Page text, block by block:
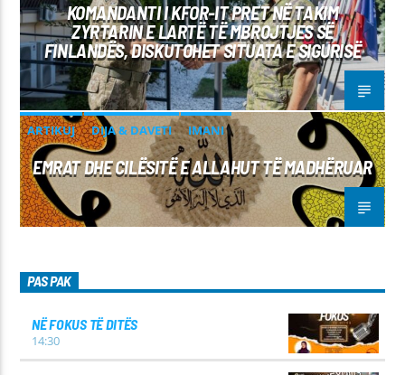
KOMANDANTI I KFOR-IT PRET NË TAKIM
ZYRTARIN E LARTË TË MBROJTJES SË
FINLANDËS, DISKUTOHET SITUATA E SIGURISË
ARTIKUJ DIJA & DAVETI IMANI
EMRAT DHE CILËSITË E ALLAHUT TË MADHËRUAR
PAS PAK
NË FOKUS TË DITËS
14:30